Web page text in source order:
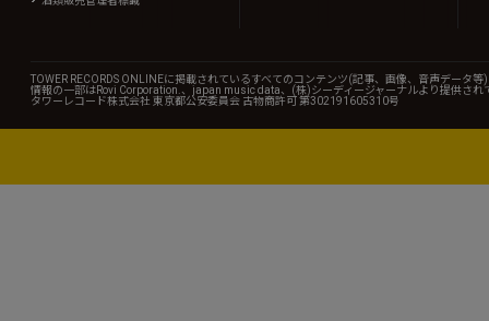
TOWER RECORDS ONLINEに掲載されているすべてのコンテンツ(記事、画像、音声データ
情報の一部はRovi Corporation.、japan music data、(株)シーディージャーナルより提供され
タワーレコード株式会社 東京都公安委員会 古物商許可 第302191605310号